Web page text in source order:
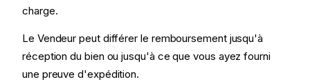
charge.
Le Vendeur peut différer le remboursement jusqu'à
réception du bien ou jusqu'à ce que vous ayez fourni
une preuve d'expédition.